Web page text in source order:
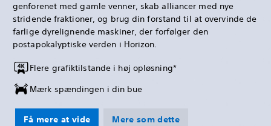
genforenet med gamle venner, skab alliancer med nye
stridende fraktioner, og brug din forstand til at overvinde de
farlige dyrelignende maskiner, der forfølger den
postapokalyptiske verden i Horizon.
Flere grafiktilstande i høj opløsning*
Mærk spændingen i din bue
Få mere at vide Mere som dette